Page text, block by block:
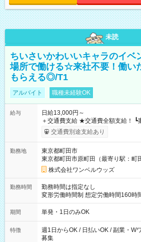
未読
ちいさいかわいいキャラのイベ
場所で働ける☆来社不要！働い
もらえる◎/T1
アルバイト 職種未経験OK
給与
日給13,000円～
＋交通費支給 ★交通費全額支給！ ┗案件により規定あり ★日払
いOK！（規定あり） ┗働いたその
ンビニATMから 日払い分を引き落とせます！ 【
交通費別途支給あり
勤務地
東京都町田市
東京都町田市原町田（最寄り駅：町
株式会社ワンベルウッズ
勤務時間
勤務時間は指定なし
変形労働時間制 想定労働時間160時間/月 【シフト例】 ・
～21：00
期間 単発・1日のみOK
特徴
週1日からOK / 日払いOK / 副業・W
募集